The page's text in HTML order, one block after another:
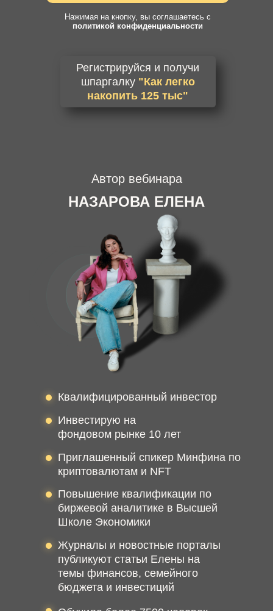
Регистрируйся и получи
шпаргалку "Как легко
накопить 125 тыс"
Нажимая на кнопку, вы соглашаетесь c
политикой конфиденциальности
НАЗАРОВА ЕЛЕНА
Автор вебинара
Квалифицированный инвестор
Инвестирую на
фондовом рынке 10 лет
Приглашенный спикер Минфина по
криптовалютам и NFT
Повышение квалификации по
биржевой аналитике в Высшей
Школе Экономики
Журналы и новостные порталы
публикуют статьи Елены на
темы финансов, семейного
бюджета и инвестиций